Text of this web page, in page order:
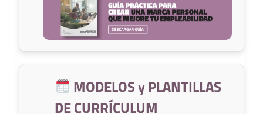
MODELOS y PLANTILLAS
DE CURRÍCULUM